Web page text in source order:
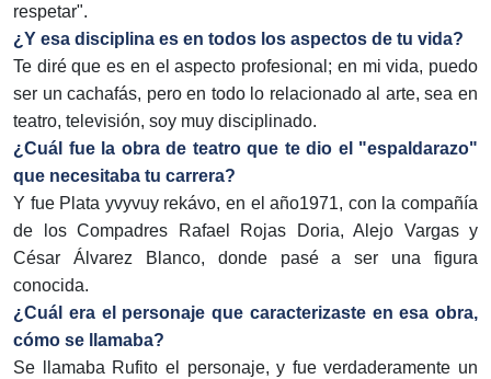
respetar".
¿Y esa disciplina es en todos los aspectos de tu vida?
Te diré que es en el aspecto profesional; en mi vida, puedo
ser un cachafás, pero en todo lo relacionado al arte, sea en
teatro, televisión, soy muy disciplinado.
¿Cuál fue la obra de teatro que te dio el "espaldarazo"
que necesitaba tu carrera?
Y fue Plata yvyvuy rekávo, en el año1971, con la compañía
de los Compadres Rafael Rojas Doria, Alejo Vargas y
César Álvarez Blanco, donde pasé a ser una figura
conocida.
¿Cuál era el personaje que caracterizaste en esa obra,
cómo se llamaba?
Se llamaba Rufito el personaje, y fue verdaderamente un